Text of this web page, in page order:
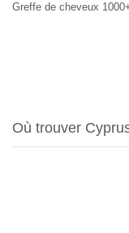
Greffe de cheveux
Où trouver